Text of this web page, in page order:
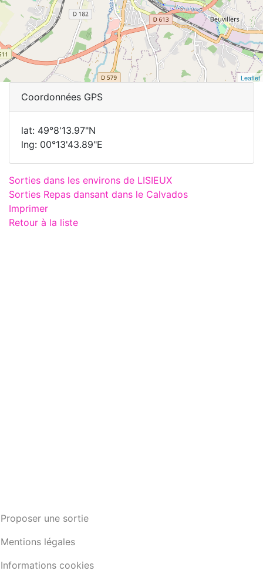
Leaflet
Coordonnées GPS
lat: 49°8'13.97"N
lng: 00°13'43.89"E
Sorties dans les environs de LISIEUX
Sorties Repas dansant dans le Calvados
Imprimer
Retour à la liste
Proposer une sortie
Mentions légales
Informations cookies